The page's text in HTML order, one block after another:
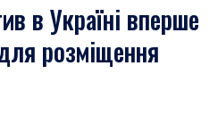
в Україні вперше
розміщення